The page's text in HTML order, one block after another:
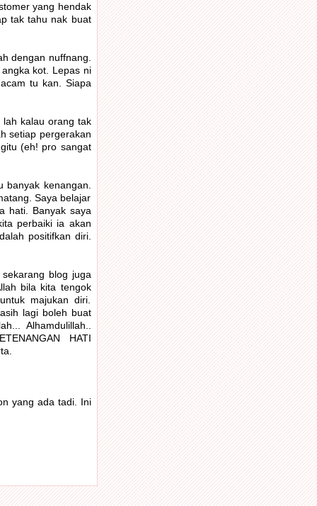
yang hendak
tak tahu nak buat
dengan nuffnang.
kot. Lepas ni
tu kan. Siapa
lah kalau orang tak
setiap pergerakan
(eh! pro sangat
kenangan.
Saya belajar
hati. Banyak saya
perbaiki ia akan
positifkan diri.
blog juga
bila kita tengok
majukan diri.
lagi boleh buat
Alhamdulillah..
HATI
yang ada tadi. Ini